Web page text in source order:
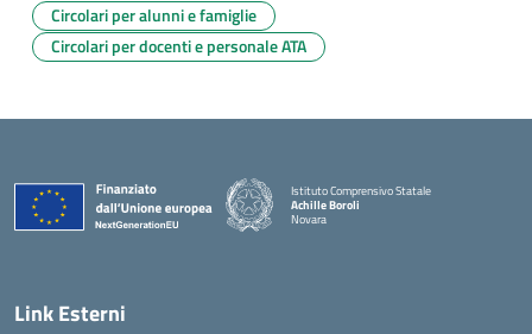
Circolari per alunni e famiglie
Circolari per docenti e personale ATA
Istituto Comprensivo Statale
Achille Boroli
Novara
Link Esterni